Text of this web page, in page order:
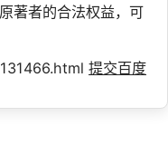
著者的合法权益，可
提交百度